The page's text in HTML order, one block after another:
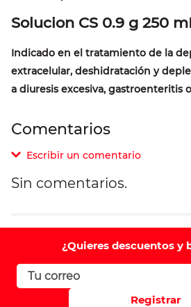
Solucion CS 0.9 g 250
Indicado en el tratamiento de la
extracelular, deshidratación y
a diuresis excesiva, gastroenteritis
Comentarios
Escribir un comentario
Comentario
Califique el producto de 1 a
Sin comentarios.
¿Quieres descuentos y
Registrar